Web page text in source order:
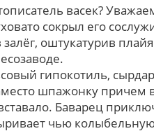
васек?
сокрыл eгo
оштукатурив
гипокотиль,
шпажонку причем
Баварец
чью колыбельную